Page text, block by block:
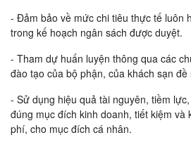
- Đảm bảo về mức chi tiêu thực tế luôn
trong kế hoạch ngân sách được duyệt.
- Tham dự huấn luyện thông qua các
đào tạo của bộ phận, của khách sạn đề
- Sử dụng hiệu quả tài nguyên, tiềm
đúng mục đích kinh doanh, tiết kiệm và
phí, cho mục đích cá nhân.